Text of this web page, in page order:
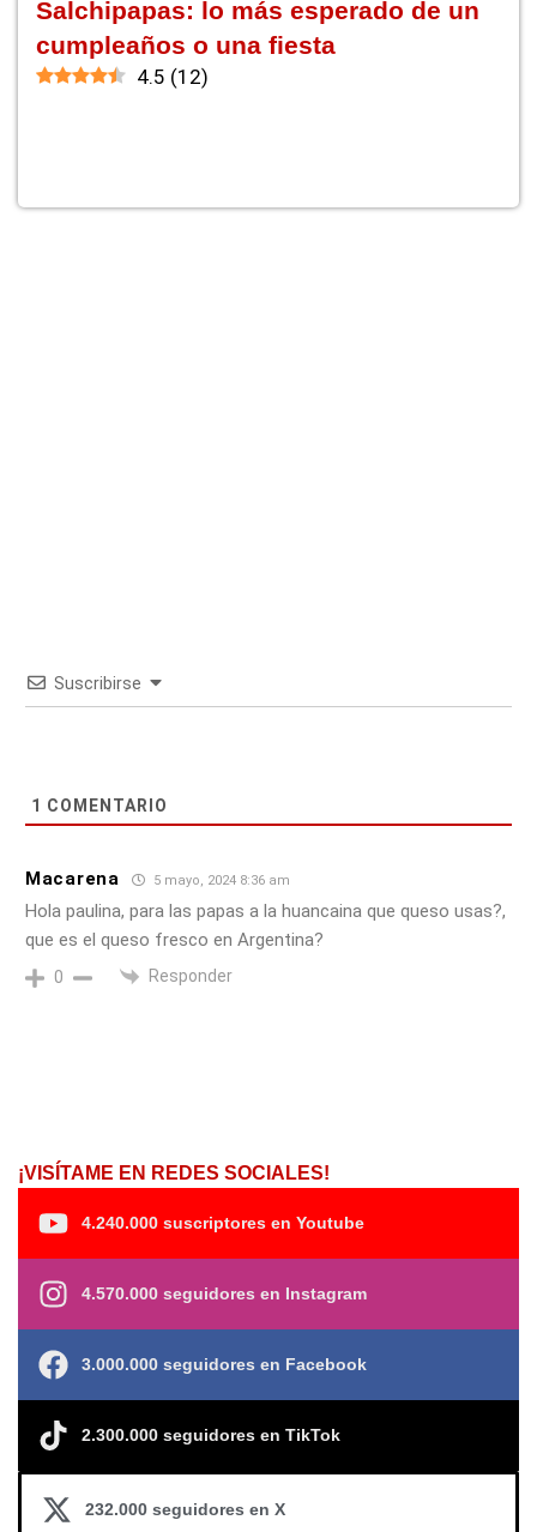
Salchipapas: lo más esperado de un
cumpleaños o una fiesta
4.5 (12)
Suscribirse
1 COMENTARIO
Macarena 5 mayo, 2024 8:36 am
Hola paulina, para las papas a la huancaina que queso usas?,
que es el queso fresco en Argentina?
0 Responder
¡VISÍTAME EN REDES SOCIALES!
4.240.000 suscriptores en Youtube
4.570.000 seguidores en Instagram
3.000.000 seguidores en Facebook
2.300.000 seguidores en TikTok
232.000 seguidores en X